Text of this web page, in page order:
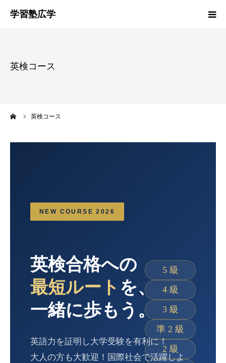
英検コース
英検コース
NEW COURSE 2026
英検合格への
最短ルート を、
一緒に歩もう。
英語力を証明し大学受験を有利に！
大人の方も大歓迎！国際社会で活躍しよ
5 級
4 級
3 級
準 2 級
2 級
お知らせ
お問い合わせ